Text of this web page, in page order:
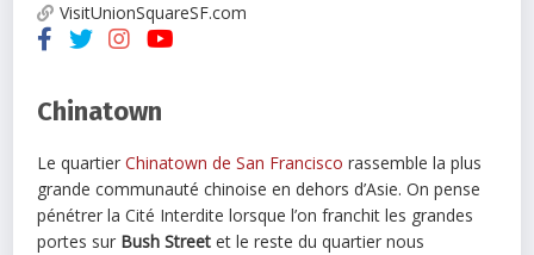
VisitUnionSquareSF.com
Chinatown
Le quartierChinatown de San Franciscorassemble la plus
grande communauté chinoise en dehors d’Asie. On pense
pénétrer la Cité Interdite lorsque l’on franchit les grandes
portes sur Bush Street et le reste du quartier nous